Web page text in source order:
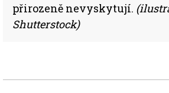
přirozeně nevyskytují.
Shutterstock)